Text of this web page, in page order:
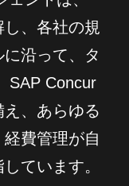
、各社の規
沿って、タ
SAP Concur
、あらゆる
費管理が自
ています。